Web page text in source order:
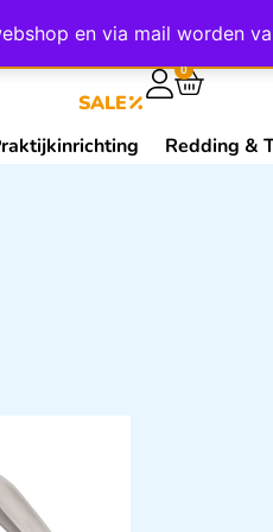
en via mail worden
Mijn
SALE
0
Redding &